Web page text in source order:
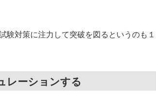
験対策に注力して突破を図るというのも１
レーションする